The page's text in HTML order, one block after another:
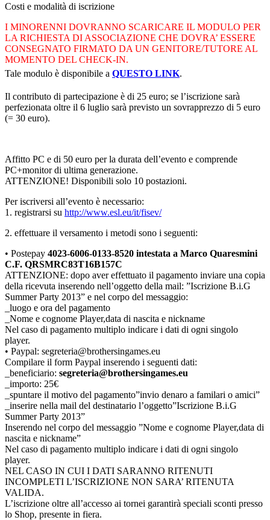
Costi e modalità di iscrizione
I MINORENNI DOVRANNO SCARICARE IL MODULO PER
LA RICHIESTA DI ASSOCIAZIONE CHE DOVRA’ ESSERE
CONSEGNATO FIRMATO DA UN GENITORE/TUTORE AL
MOMENTO DEL CHECK-IN.
Tale modulo è disponibile a QUESTO LINK.
Il contributo di partecipazione è di 25 euro; se l’iscrizione sarà
perfezionata oltre il 6 luglio sarà previsto un sovrapprezzo di 5 euro
(= 30 euro).
Affitto PC e di 50 euro per la durata dell’evento e comprende
PC+monitor di ultima generazione.
ATTENZIONE! Disponibili solo 10 postazioni.
Per iscriversi all’evento è necessario:
1. registrarsi su http://www.esl.eu/it/fisev/
2. effettuare il versamento i metodi sono i seguenti:
• Postepay 4023-6006-0133-8520 intestata a Marco Quaresmini
C.F. QRSMRC83T16B157C
ATTENZIONE: dopo aver effettuato il pagamento inviare una copia
della ricevuta inserendo nell’oggetto della mail: ”Iscrizione B.i.G
Summer Party 2013” e nel corpo del messaggio:
_luogo e ora del pagamento
_Nome e cognome Player,data di nascita e nickname
Nel caso di pagamento multiplo indicare i dati di ogni singolo
player.
• Paypal: segreteria@brothersingames.eu
Compilare il form Paypal inserendo i seguenti dati:
_beneficiario: segreteria@brothersingames.eu
_importo: 25€
_spuntare il motivo del pagamento”invio denaro a familari o amici”
_inserire nella mail del destinatario l’oggetto”Iscrizione B.i.G
Summer Party 2013”
Inserendo nel corpo del messaggio ”Nome e cognome Player,data di
nascita e nickname”
Nel caso di pagamento multiplo indicare i dati di ogni singolo
player.
NEL CASO IN CUI I DATI SARANNO RITENUTI
INCOMPLETI L’ISCRIZIONE NON SARA’ RITENUTA
VALIDA.
L’iscrizione oltre all’accesso ai tornei garantirà speciali sconti presso
lo Shop, presente in fiera.